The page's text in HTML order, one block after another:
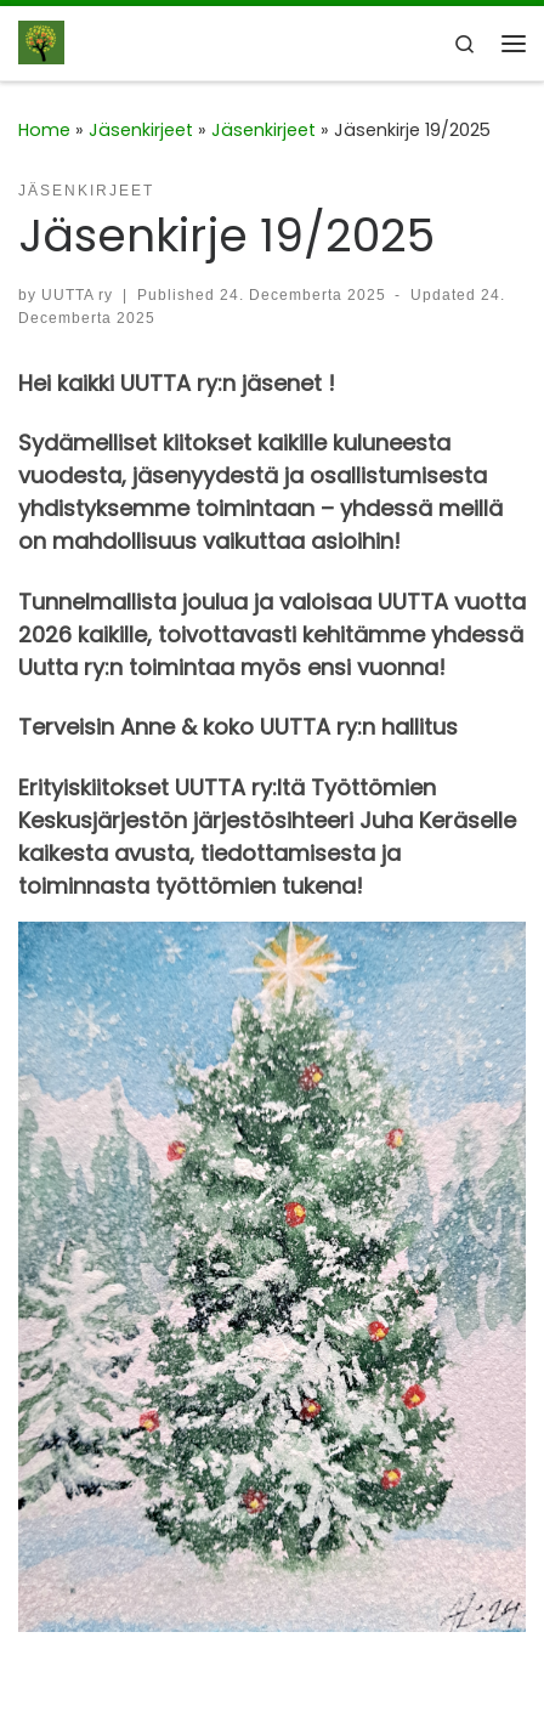
Skip to content
Search
Home » Jäsenkirjeet » Jäsenkirjeet » Jäsenkirje 19/2025
JÄSENKIRJEET
Jäsenkirje 19/2025
by UUTTA ry | Published 24. Decemberta 2025 - Updated24.
Decemberta 2025
Hei kaikki UUTTA ry:n jäsenet !
Sydämelliset kiitokset kaikille kuluneesta
vuodesta, jäsenyydestä ja osallistumisesta
yhdistyksemme toimintaan – yhdessä meillä
on mahdollisuus vaikuttaa asioihin!
Tunnelmallista joulua ja valoisaa UUTTA vuotta
2026 kaikille, toivottavasti kehitämme yhdessä
Uutta ry:n toimintaa myös ensi vuonna!
Terveisin Anne & koko UUTTA ry:n hallitus
Erityiskiitokset UUTTA ry:ltä Työttömien
Keskusjärjestön järjestösihteeri Juha Keräselle
kaikesta avusta, tiedottamisesta ja
toiminnasta työttömien tukena!